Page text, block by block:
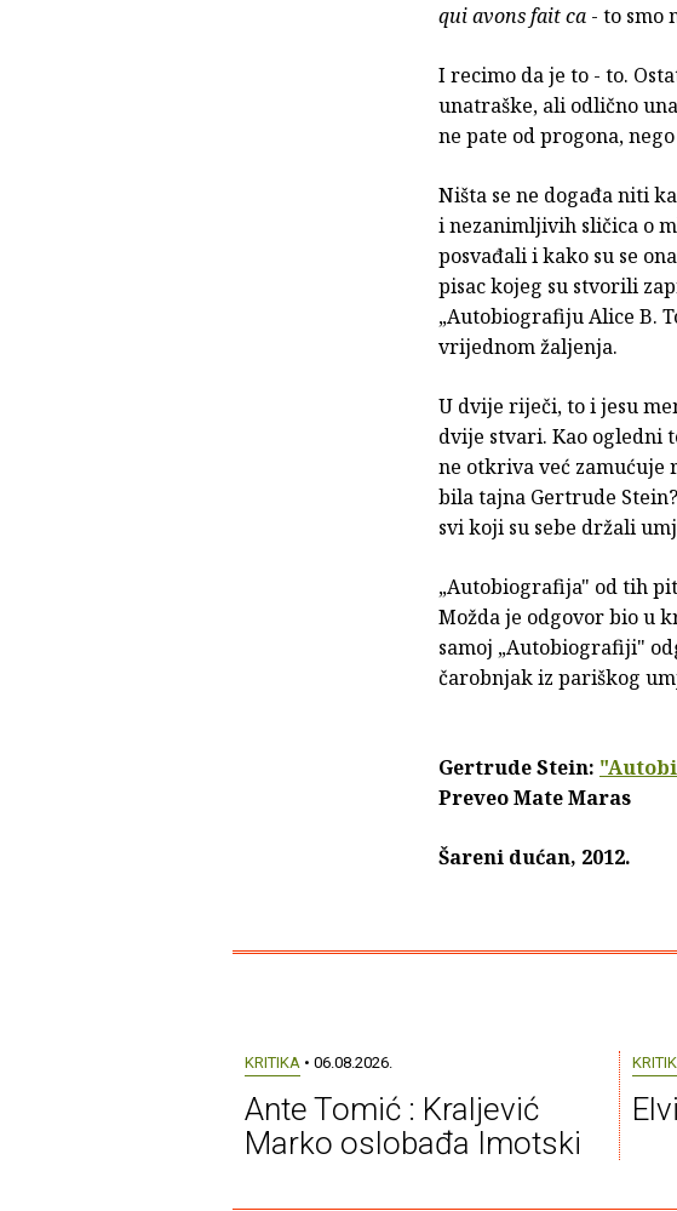
qui avons fait ca - to smo
I recimo da je to - to.
unatraške, ali odlično
ne pate od progona,
Ništa se ne događa niti
i nezanimljivih sličica o
posvađali i kako su se
pisac kojeg su stvorili
„Autobiografiju Alice B.
vrijednom žaljenja.
U dvije riječi, to i jesu
dvije stvari. Kao ogledni
ne otkriva već zamućuje
bila tajna Gertrude
svi koji su sebe držali
„Autobiografija" od tih
Možda je odgovor bio u
samoj „Autobiografiji"
čarobnjak iz pariškog
Gertrude Stein:
Preveo Mate Maras
Šareni dućan, 2012.
KRITIKA• 06.08.2026.
Ante Tomić : Kraljević
Marko oslobađa Imotski